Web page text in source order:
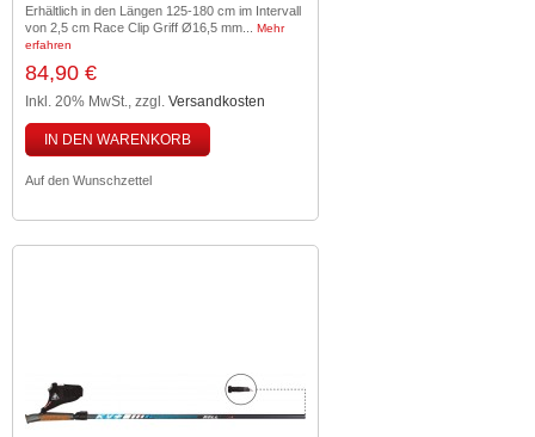
Erhältlich in den Längen 125-180 cm im Intervall
von 2,5 cm Race Clip Griff Ø16,5 mm... Mehr
erfahren
84,90 €
Inkl. 20% MwSt., zzgl. Versandkosten
IN DEN WARENKORB
Auf den Wunschzettel